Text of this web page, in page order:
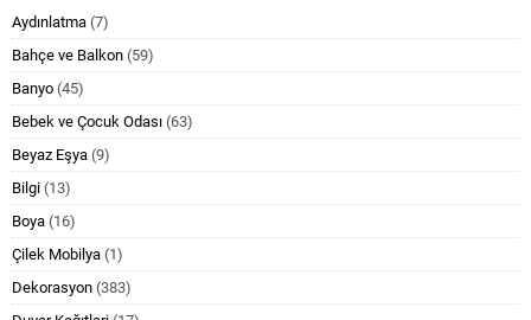
Aydınlatma (7)
Bahçe ve Balkon (59)
Banyo (45)
Bebek ve Çocuk Odası (63)
Beyaz Eşya (9)
Bilgi (13)
Boya (16)
Çilek Mobilya (1)
Dekorasyon (383)